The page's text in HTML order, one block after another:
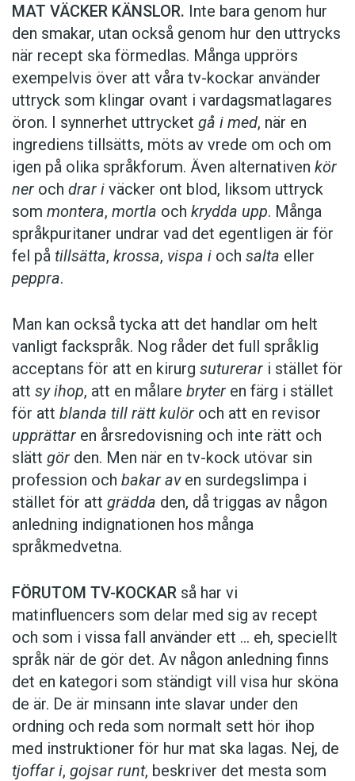
MAT VÄCKER KÄNSLOR. Inte bara genom hur
den smakar, utan också genom hur den uttrycks
när recept ska förmedlas. Många upprörs
exempelvis över att våra tv-kockar använder
uttryck som klingar ovant i vardagsmatlagares
öron. I synnerhet uttrycket gå i med, när en
ingrediens tillsätts, möts av vrede om och om
igen på olika språkforum. Även alternativen kör
ner och drar i väcker ont blod, liksom uttryck
som montera, mortla och krydda upp. Många
språkpuritaner undrar vad det egentligen är för
fel på tillsätta, krossa, vispa i och salta eller
peppra.
Man kan också tycka att det handlar om helt
vanligt fackspråk. Nog råder det full språklig
acceptans för att en kirurg suturerar i stället för
att sy ihop, att en målare bryter en färg i stället
för att blanda till rätt kulör och att en revisor
upprättar en årsredovisning och inte rätt och
slätt gör den. Men när en tv-kock utövar sin
profession och bakar aven surdegslimpa i
stället för att grädda den, då triggas av någon
anledning indignationen hos många
språkmedvetna.
FÖRUTOM TV-KOCKAR så har vi
matinfluencers som delar med sig av recept
och som i vissa fall ­använder ett … eh, speciellt
språk när de gör det. Av någon anledning finns
det en kategori som ständigt vill visa hur sköna
de är. De är minsann inte slavar under den
ordning och reda som normalt sett hör ihop
med instruktioner för hur mat ska lagas. Nej, de
tjoffar i, gojsar runt, beskriver det mesta som